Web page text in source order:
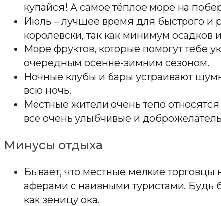
купайся! А самое тёплое море на
Июль – лучшее время для быстрого и
королевски, так как минимум осадков
Море фруктов, которые помогут тебе
очередным осенне-зимним сезоном.
Ночные клубы и бары устраивают
всю ночь.
Местные жители очень тепо
все очень улыбчивые и
Минусы отдыха
Бывает, что местные мелкие
аферами с наивными туристами. Будь
как зеницу ока.